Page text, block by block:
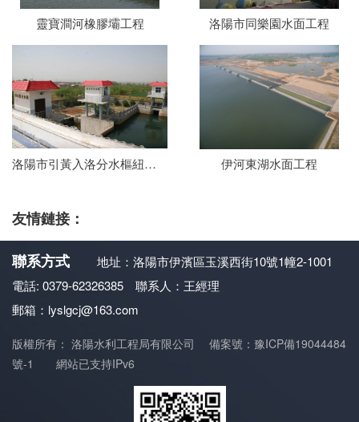
靈寶澗河橡膠壩工程 洛陽市同樂園水面工程
洛陽市引黃入洛分水樞紐分水閘 伊河東湖水面工程
友情鏈接：
聯系方式
地址：洛陽市伊濱區玉溪西街10號1幢2-1001
電話: 0379-62326385 聯系人：王經理
郵箱：lyslgcj@163.com
版權所有： 洛陽水利工程局有限公司 備案號：豫ICP備19044484
號-1
網站已支持IPv6